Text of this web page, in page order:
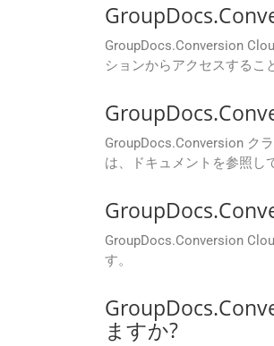
GroupDocs.Conversion
ションからアクセスするこ
GroupDocs.Conversion ク
は、ドキュメントを参照し
GroupDocs.Conversion
す。
ますか?